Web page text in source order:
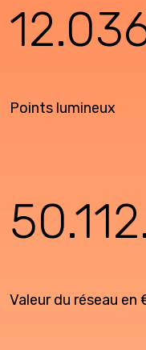
Points lumineux
Valeur du réseau en